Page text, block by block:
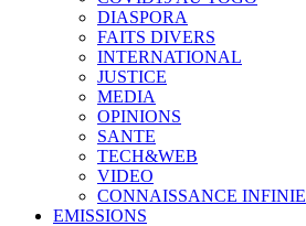
DIASPORA
FAITS DIVERS
INTERNATIONAL
JUSTICE
MEDIA
OPINIONS
SANTE
TECH&WEB
VIDEO
CONNAISSANCE INFINIE
EMISSIONS